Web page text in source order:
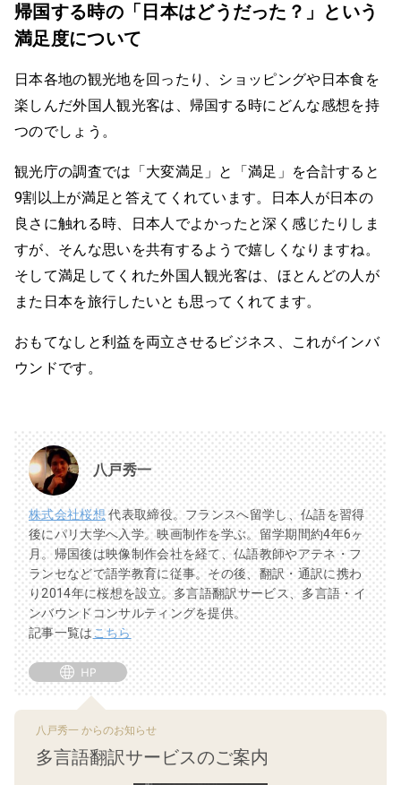
帰国する時の「日本はどうだった？」という
満足度について
日本各地の観光地を回ったり、ショッピングや日本食を
楽しんだ外国人観光客は、帰国する時にどんな感想を持
つのでしょう。
観光庁の調査では「大変満足」と「満足」を合計すると
9割以上が満足と答えてくれています。日本人が日本の
良さに触れる時、日本人でよかったと深く感じたりしま
すが、そんな思いを共有するようで嬉しくなりますね。
そして満足してくれた外国人観光客は、ほとんどの人が
また日本を旅行したいとも思ってくれてます。
おもてなしと利益を両立させるビジネス、これがインバ
ウンドです。
八戸秀一
株式会社桜想代表取締役。フランスへ留学し、仏語を習得
後にパリ大学へ入学。映画制作を学ぶ。留学期間約4年6ヶ
月。帰国後は映像制作会社を経て、仏語教師やアテネ・フ
ランセなどで語学教育に従事。その後、翻訳・通訳に携わ
り2014年に桜想を設立。多言語翻訳サービス、多言語・イ
ンバウンドコンサルティングを提供。
記事一覧はこちら
八戸秀一 からのお知らせ
多言語翻訳サービスのご案内